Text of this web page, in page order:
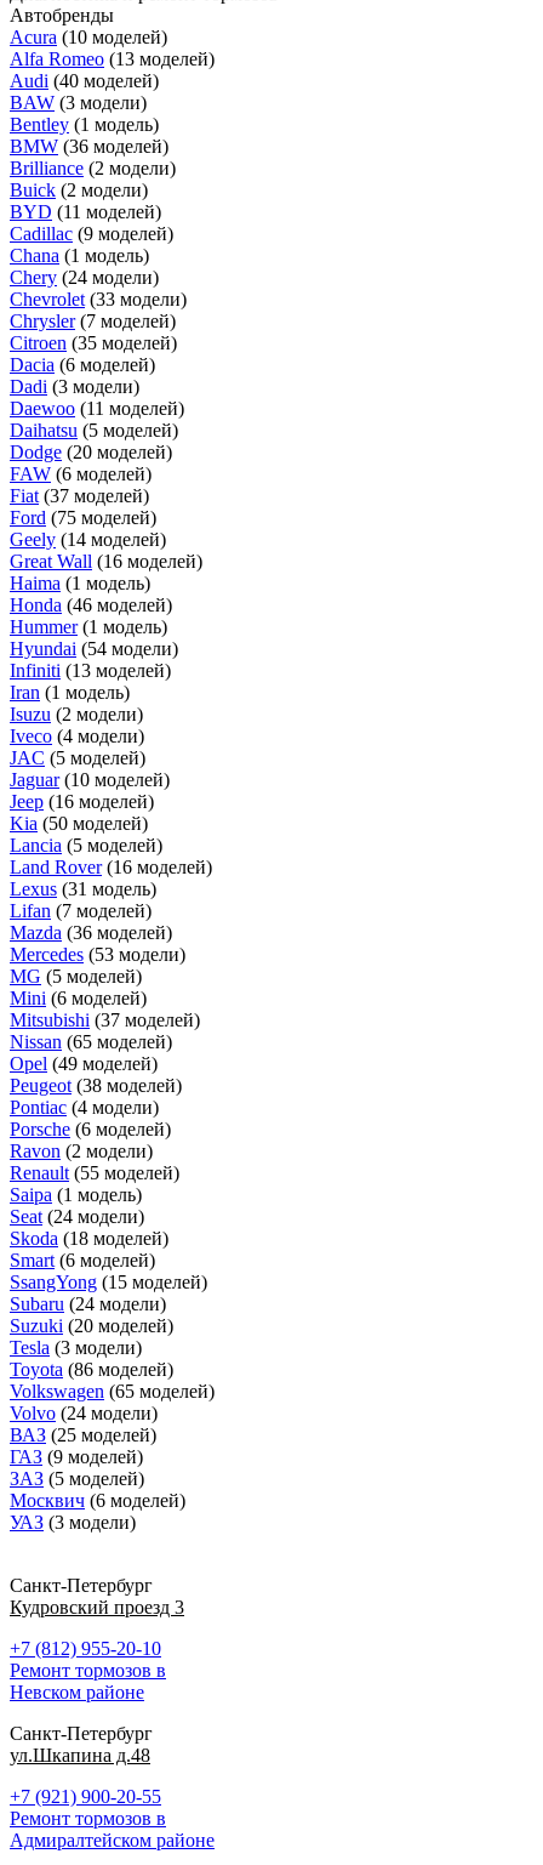
Автобренды
Acura (10 моделей)
Alfa Romeo (13 моделей)
Audi (40 моделей)
BAW (3 модели)
Bentley (1 модель)
BMW (36 моделей)
Brilliance (2 модели)
Buick (2 модели)
BYD (11 моделей)
Cadillac (9 моделей)
Chana (1 модель)
Chery (24 модели)
Chevrolet (33 модели)
Chrysler (7 моделей)
Citroen (35 моделей)
Dacia (6 моделей)
Dadi (3 модели)
Daewoo (11 моделей)
Daihatsu (5 моделей)
Dodge (20 моделей)
FAW (6 моделей)
Fiat (37 моделей)
Ford (75 моделей)
Geely (14 моделей)
Great Wall (16 моделей)
Haima (1 модель)
Honda (46 моделей)
Hummer (1 модель)
Hyundai (54 модели)
Infiniti (13 моделей)
Iran (1 модель)
Isuzu (2 модели)
Iveco (4 модели)
JAC (5 моделей)
Jaguar (10 моделей)
Jeep (16 моделей)
Kia (50 моделей)
Lancia (5 моделей)
Land Rover (16 моделей)
Lexus (31 модель)
Lifan (7 моделей)
Mazda (36 моделей)
Mercedes (53 модели)
MG (5 моделей)
Mini (6 моделей)
Mitsubishi (37 моделей)
Nissan (65 моделей)
Opel (49 моделей)
Peugeot (38 моделей)
Pontiac (4 модели)
Porsche (6 моделей)
Ravon (2 модели)
Renault (55 моделей)
Saipa (1 модель)
Seat (24 модели)
Skoda (18 моделей)
Smart (6 моделей)
SsangYong (15 моделей)
Subaru (24 модели)
Suzuki (20 моделей)
Tesla (3 модели)
Toyota (86 моделей)
Volkswagen (65 моделей)
Volvo (24 модели)
ВАЗ (25 моделей)
ГАЗ (9 моделей)
ЗАЗ (5 моделей)
Москвич (6 моделей)
УАЗ (3 модели)
Санкт-Петербург
Кудровский проезд 3
+7 (812) 955-20-10
Ремонт тормозов в
Невском районе
Санкт-Петербург
ул.Шкапина д.48
+7 (921) 900-20-55
Ремонт тормозов в
Адмиралтейском районе